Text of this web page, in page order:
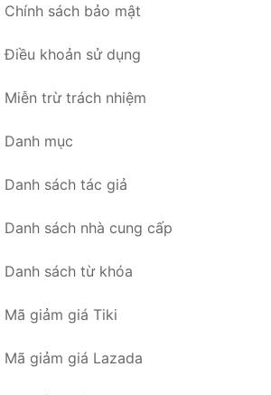
Chính sách bảo mật
Điều khoản sử dụng
Miễn trừ trách nhiệm
Danh mục
Danh sách tác giả
Danh sách nhà cung cấp
Danh sách từ khóa
Mã giảm giá Tiki
Mã giảm giá Lazada